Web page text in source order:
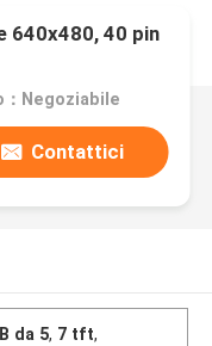
640x480, 40 pin
：Negoziabile
Contattici
da 5, 7 tft,